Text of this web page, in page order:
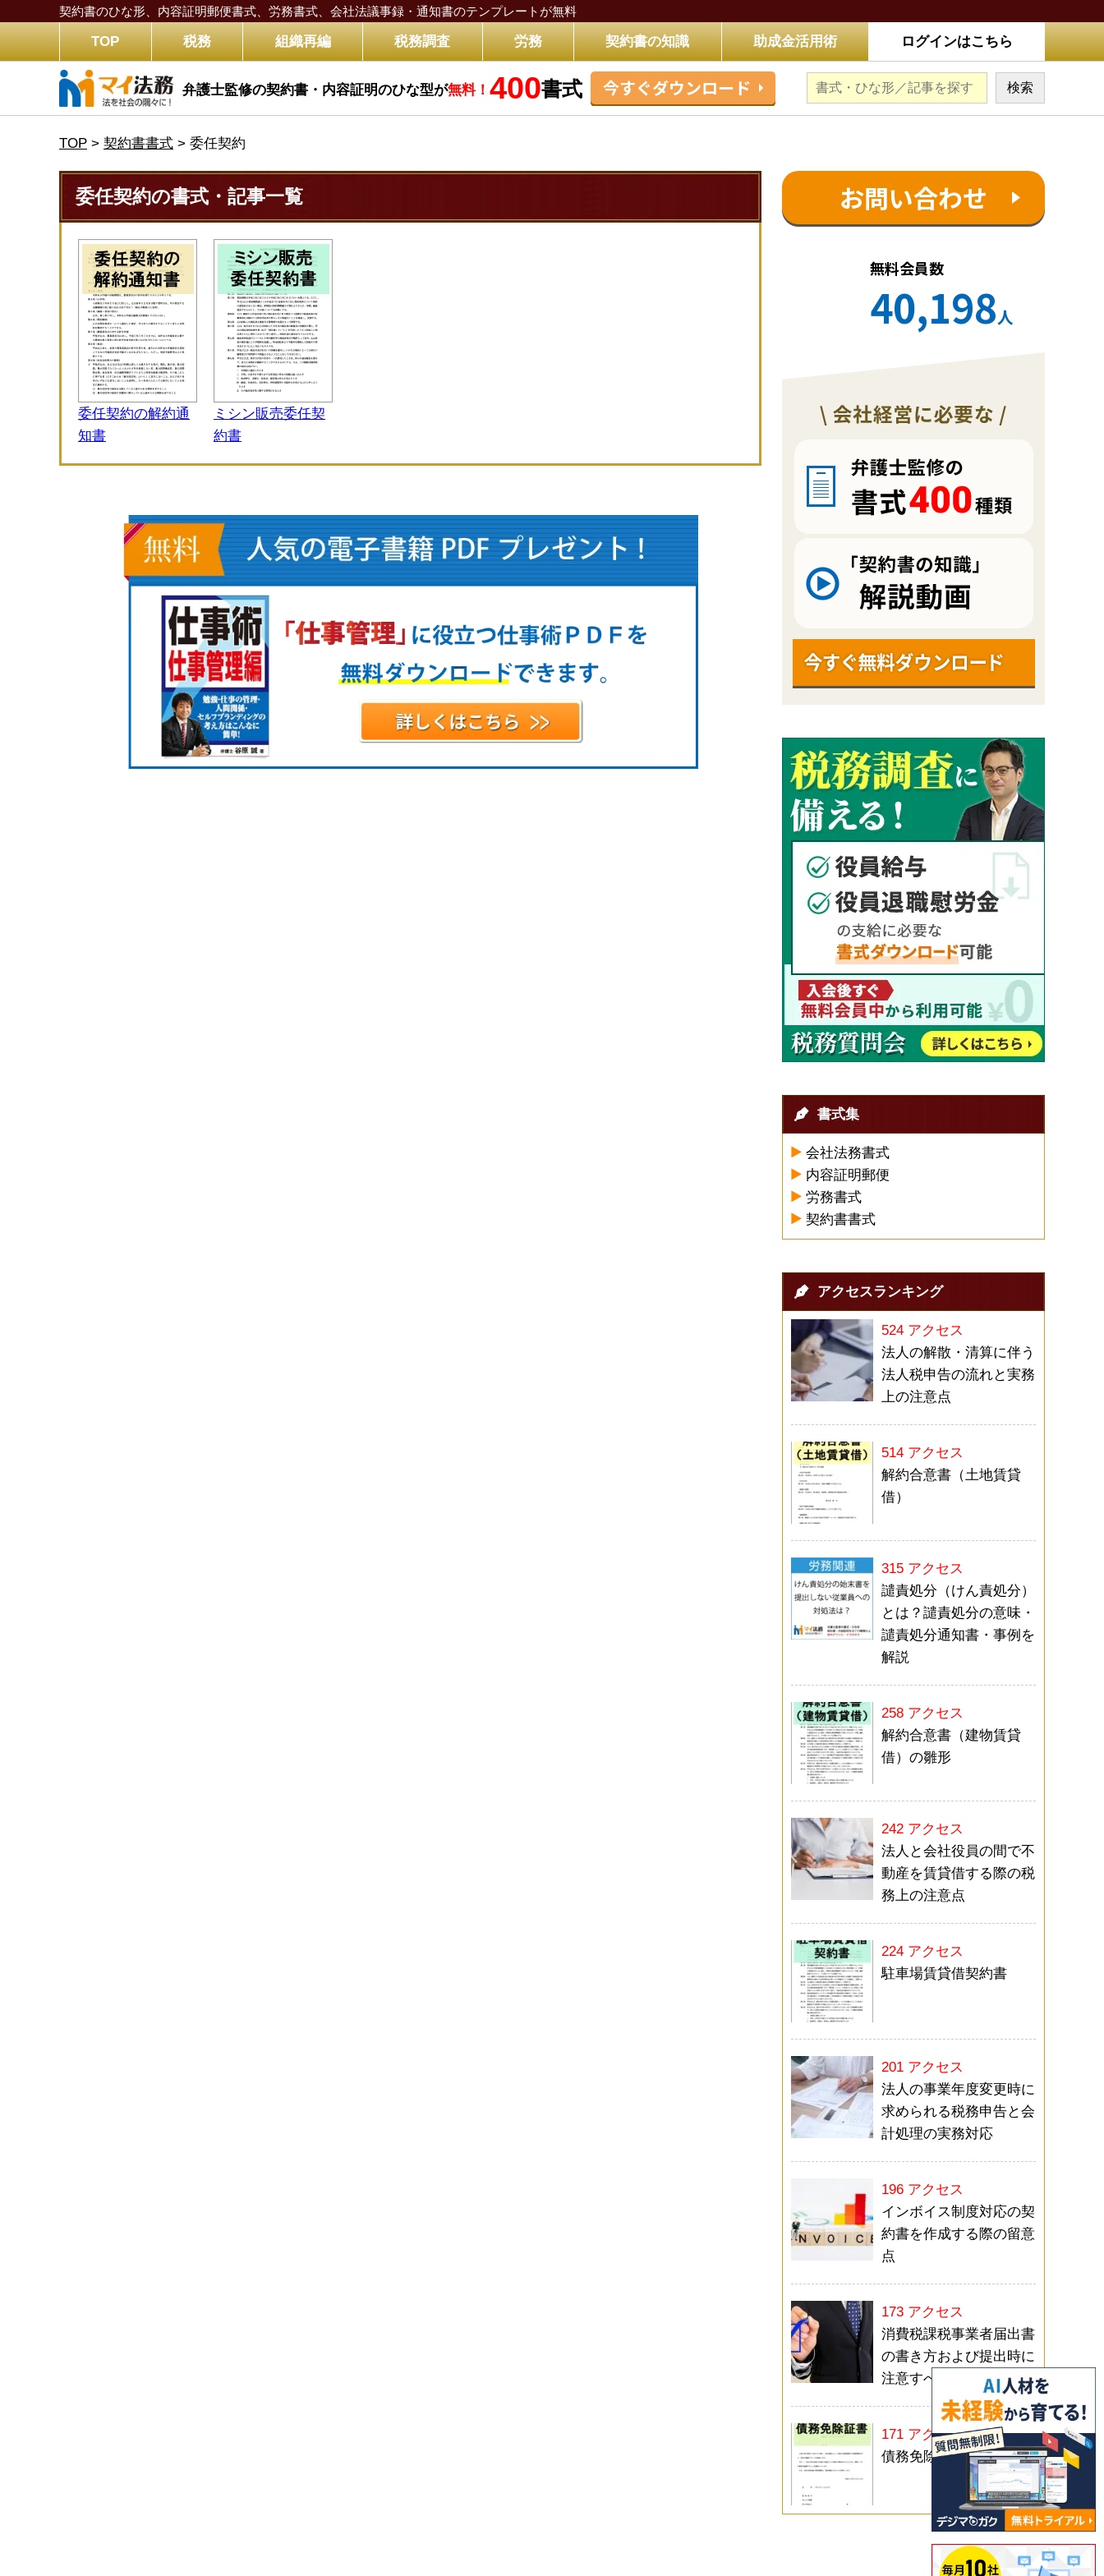
契約書のひな形、内容証明郵便書式、労務書式、 会社法議事録・通知書のテンプレートが無料
TOP 税務 組織再編 税務調査 労務 契約書の知識 助成金活用術 ログインはこちら
弁護士監修の契約書・内容証明のひな型が無料！ 400書式 今すぐダウンロード
TOP > 契約書書式 > 委任契約
委任契約の書式・記事一覧
委任契約の解約通
知書
ミシン販売委任契
約書
お問い合わせ
無料会員数
40,198人
書式集
会社法務書式
内容証明郵便
労務書式
契約書書式
アクセスランキング
524 アクセス
法人の解散・清算に伴う
法人税申告の流れと実務
上の注意点
514 アクセス
解約合意書（土地賃貸
借）
315 アクセス
譴責処分（けん責処分）
とは？譴責処分の意味・
譴責処分通知書・事例を
解説
258 アクセス
解約合意書（建物賃貸
借）の雛形
242 アクセス
法人と会社役員の間で不
動産を賃貸借する際の税
務上の注意点
224 アクセス
駐車場賃貸借契約書
201 アクセス
法人の事業年度変更時に
求められる税務申告と会
計処理の実務対応
196 アクセス
インボイス制度対応の契
約書を作成する際の留意
点
173 アクセス
消費税課税事業者届出書
の書き方および提出時に
注意すべきポイント
171 アクセス
債務免除証書